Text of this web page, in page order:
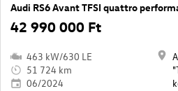
Audi RS6 Avant TFSI quattro
42 990 000 Ft
463 kW/630 LE
51 724 km
06/2024